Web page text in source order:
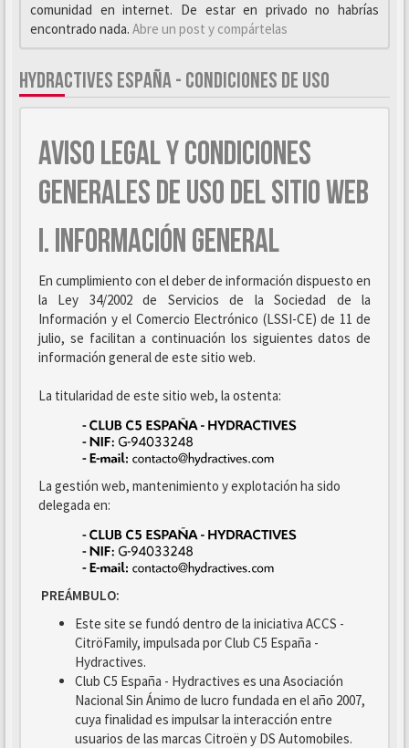
comunidad en internet. De estar en privado no habrías
encontrado nada. Abre un post y compártelas
HYDRACTIVES ESPAÑA - CONDICIONES DE USO
AVISO LEGAL Y CONDICIONES
GENERALES DE USO DEL SITIO WEB
I. INFORMACIÓN GENERAL
En cumplimiento con el deber de información dispuesto en
la Ley 34/2002 de Servicios de la Sociedad de la
Información y el Comercio Electrónico (LSSI-CE) de 11 de
julio, se facilitan a continuación los siguientes datos de
información general de este sitio web.
La titularidad de este sitio web, la ostenta:
La gestión web, mantenimiento y explotación ha sido
delegada en:
PREÁMBULO:
Este site se fundó dentro de la iniciativa ACCS -
CitröFamily, impulsada por Club C5 España -
Hydractives.
Club C5 España - Hydractives es una Asociación
Nacional Sin Ánimo de lucro fundada en el año 2007,
cuya finalidad es impulsar la interacción entre
usuarios de las marcas Citroën y DS Automobiles.